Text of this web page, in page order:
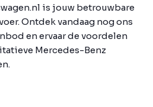
is jouw betrouwbare
Ontdek vandaag nog ons
en ervaar de voordelen
Mercedes-Benz